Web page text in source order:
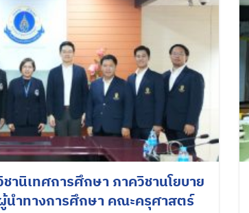
Search
านิเทศการศึกษา ภาควิชานโยบาย
นำทางการศึกษา คณะครุศาสตร์